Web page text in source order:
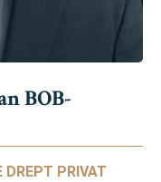
BOB-
DREPT PRIVAT